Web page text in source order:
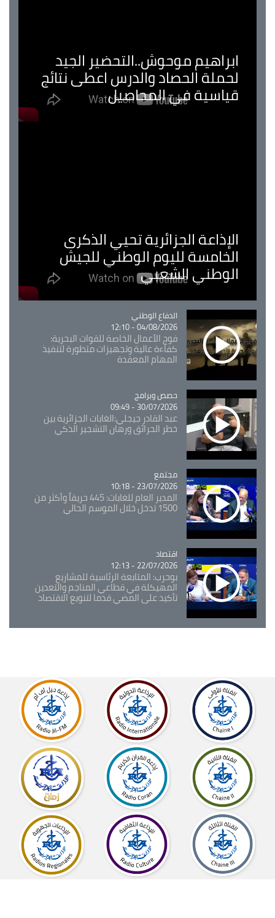
ابراهيم موحوش..التحضير الجيد
لحملة الحصاد والدرس اعطى نتائج
قياسية في المحاصيل
الإذاعة الجزائرية تحيي الذكرى
الخامسة لليوم الوطني للجيش
الوطني الشعبي
Catégorie
الدفاع الوطني
04/08/2026 - 12:10
فوج الأعمال الخاصة للقوات البحرية:
كفاءة عالية وتجهيزات متطورة لتنفيذ
المهام المعقدة
Catégorie
حصص وبرامج
30/07/2026 - 09:49
عبد القادر جيجلي:الغابات الجزائرية بين
خطر الحرائق ورهان التشجير الذكي
Catégorie
مجتمع
23/07/2026 - 10:18
المدير العام للغابات: 445 حريقاً وأكثر من
1500 تدخل خلال الموسم الحالي
Catégorie
اقتصاد
22/07/2026 - 12:13
بوحرب: المتابعة الرئاسية للمشاريع
المهيكلة في قطاعي المناجم والتعدين
تأكيد على المضي قدما لتنويع الاقتصاد